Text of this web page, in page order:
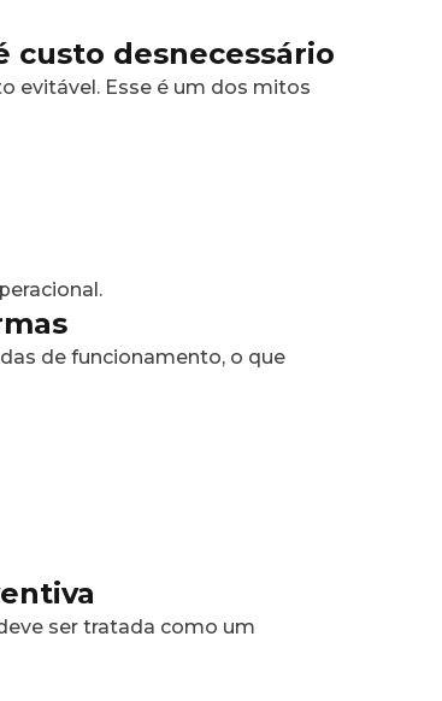
custo desnecessário
evitável. Esse é um dos mitos
de funcionamento, o que
ser tratada como um